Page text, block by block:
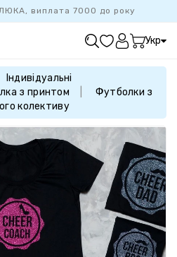
виплата 7000 до року
Укр
Індивідуальні
з принтом
Футболки з
колективу